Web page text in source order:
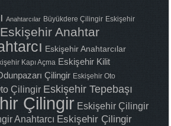
Anahtarcılar Büyükdere Çilingir Eskişehir
Eskişehir Anahtar
Eskişehir Anahtarcılar
Kapı Açma Eskişehir Kilit
Çilingir Eskişehir Oto
Çilingir Eskişehir Tepebaşı
Çilingir Eskişehir Çilingir
Anahtarcı Eskişehir Çilingir